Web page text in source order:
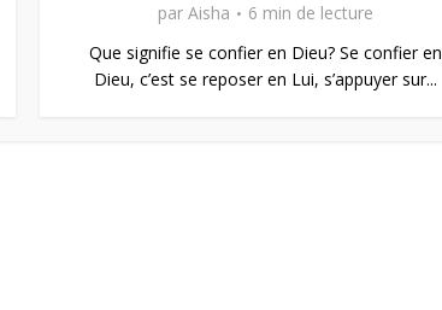
par Aisha
6 min de lecture
Que signifie se confier en Dieu? Se confier en
Dieu, c’est se reposer en Lui, s’appuyer sur...